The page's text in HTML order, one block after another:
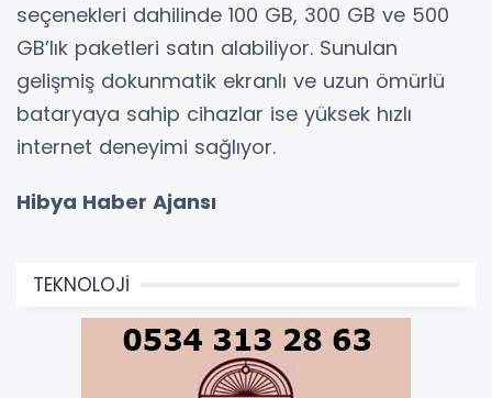
seçenekleri dahilinde 100 GB, 300 GB ve 500
GB’lık paketleri satın alabiliyor. Sunulan
gelişmiş dokunmatik ekranlı ve uzun ömürlü
bataryaya sahip cihazlar ise yüksek hızlı
internet deneyimi sağlıyor.
Hibya Haber Ajansı
TEKNOLOJİ